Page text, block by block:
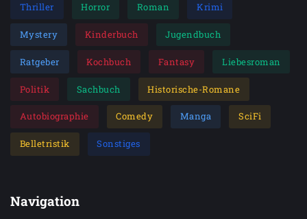
Thriller Horror Roman Krimi
Mystery Kinderbuch Jugendbuch
Ratgeber Kochbuch Fantasy Liebesroman
Politik Sachbuch Historische-Romane
Autobiographie Comedy Manga SciFi
Belletristik Sonstiges
Navigation